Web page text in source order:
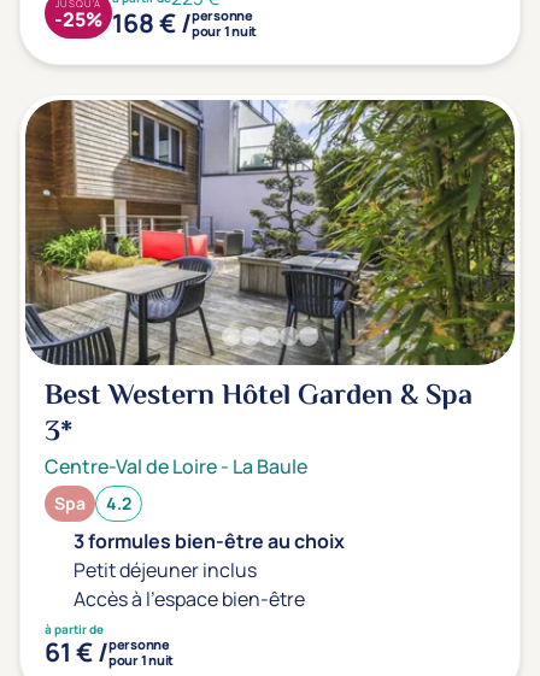
168 € /personne
pour 1 nuit
JUSQU'À
-25%
Best Western Hôtel Garden & Spa
3*
Centre-Val de Loire- La Baule
Spa 4.2
3 formules bien-être au choix
Petit déjeuner inclus
Accès à l'espace bien-être
à partir de
61 € /personne
pour 1 nuit